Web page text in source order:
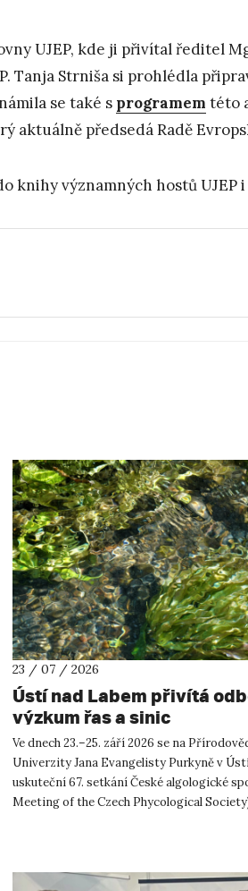
UJEP, kde ji přivítal ředitel
Tanja Strniša si prohlédla
se také s programem této
aktuálně předsedá Radě
knihy významných hostů UJEP i
23 / 07 / 2026
Ústí nad Labem přivítá
výzkum řas a sinic
Ve dnech 23.–25. září 2026 se na
Univerzity Jana Evangelisty Purkyně v
uskuteční 67. setkání České algologické
Meeting of the Czech Phycological